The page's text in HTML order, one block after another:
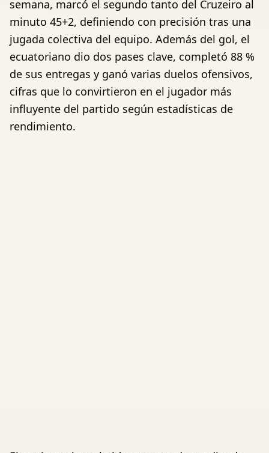
semana, marcó el segundo tanto del Cruzeiro al
minuto 45+2, definiendo con precisión tras una
jugada colectiva del equipo. Además del gol, el
ecuatoriano dio dos pases clave, completó 88 %
de sus entregas y ganó varias duelos ofensivos,
cifras que lo convirtieron en el jugador más
influyente del partido según estadísticas de
rendimiento.